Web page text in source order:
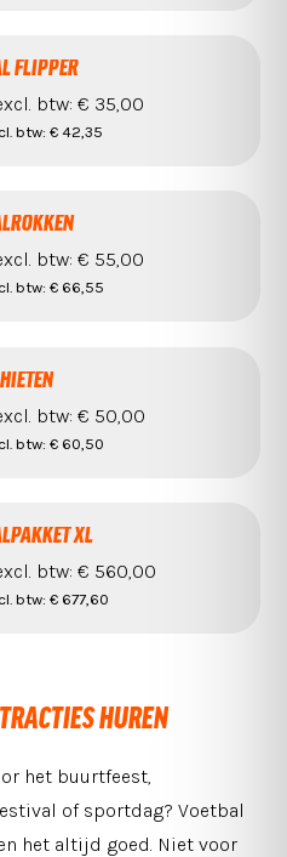
FLIPPER
btw: € 35,00
btw: € 42,35
btw: € 55,00
btw: € 66,55
btw: € 50,00
btw: € 60,50
XL
btw: € 560,00
btw: € 677,60
HUREN
het buurtfeest,
of sportdag? Voetbal
het altijd goed. Niet voor